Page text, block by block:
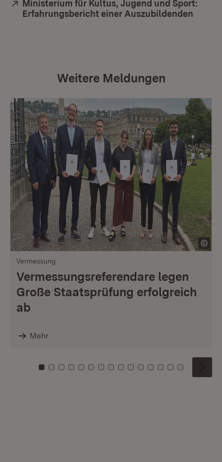
Extern:
Ministerium für Kultus, Jugend und Sport:
Erfahrungsbericht einer Auszubildenden
Weitere Meldungen
Vermessung
Vermessungsreferendare legen
Große Staatsprüfung erfolgreich
ab
Mehr
Zu Kachel: 0
Zu Kachel: 1
Zu Kachel: 2
Zu Kachel: 3
Zu Kachel: 4
Zu Kachel: 5
Zu Kachel: 6
Zu Kachel: 7
Zu Kachel: 8
Zu Kachel: 9
Zu Kachel: 10
Zu Kachel: 11
Zu Kachel: 12
Zu Kachel:
Zu